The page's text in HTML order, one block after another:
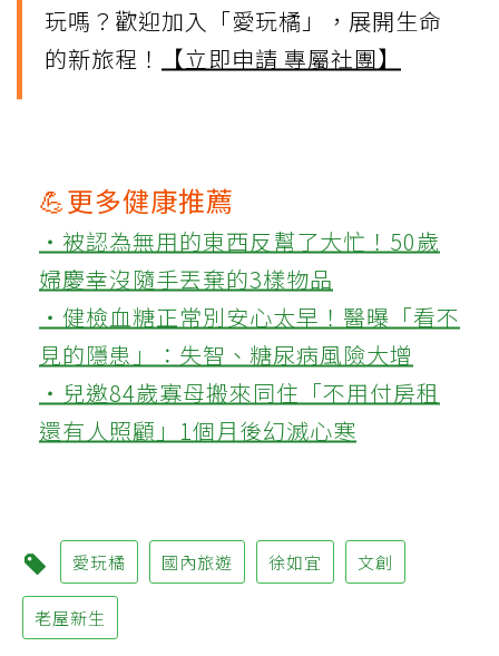
玩嗎？歡迎加入「愛玩橘」，展開生命
的新旅程！
【立即申請 專屬社團】
💪更多健康推薦
‧被認為無用的東西反幫了大忙！50歲
婦慶幸沒隨手丟棄的3樣物品
‧健檢血糖正常別安心太早！醫曝「看不
見的隱患」：失智、糖尿病風險大增
‧兒邀84歲寡母搬來同住「不用付房租
還有人照顧」1個月後幻滅心寒
愛玩橘 國內旅遊 徐如宜 文創
老屋新生